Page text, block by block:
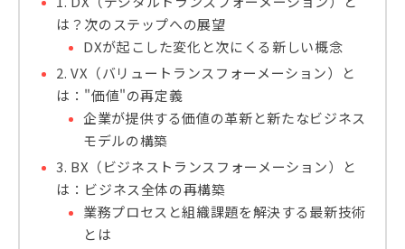
は？次のステップへの展望
DXが起こした変化と次にくる新しい概念
2. VX（バリュートランスフォーメーション）と
は："価値"の再定義
企業が提供する価値の革新と新たなビジネス
モデルの構築
3. BX（ビジネストランスフォーメーション）と
は：ビジネス全体の再構築
業務プロセスと組織課題を解決する最新技術
とは